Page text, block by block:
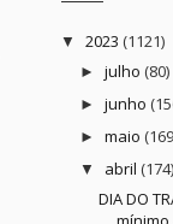
▼ 2023 (1121)
► julho (80)
► junho
► maio
▼ abril (174)
DIA DO